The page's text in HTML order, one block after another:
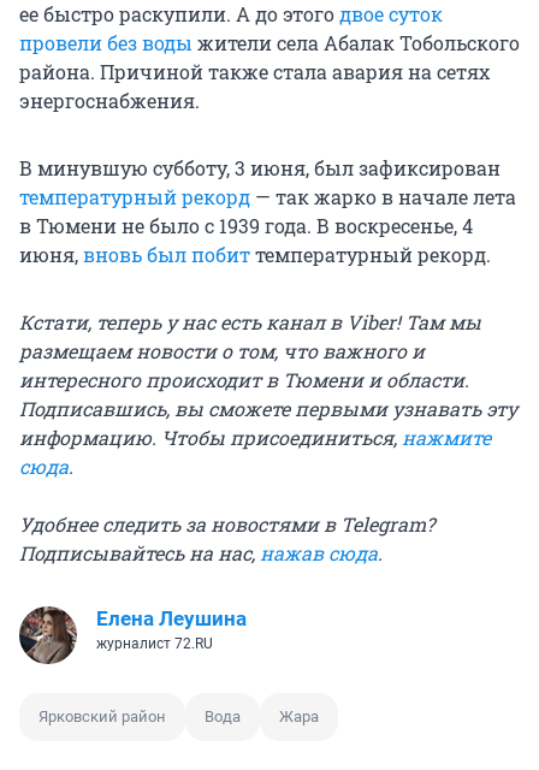
ее быстро раскупили. А до этогодвое суток
провели без воды жители села Абалак Тобольского
района. Причиной также стала авария на сетях
энергоснабжения.
В минувшую субботу, 3 июня, был зафиксирован
температурный рекорд — так жарко в начале лета
в Тюмени не было с 1939 года. В воскресенье, 4
июня,вновь был побиттемпературный рекорд.
Кстати, теперь у нас есть канал в Viber! Там мы
размещаем новости о том, что важного и
интересного происходит в Тюмени и области.
Подписавшись, вы сможете первыми узнавать эту
информацию. Чтобы присоединиться,нажмите
сюда.
Удобнее следить за новостями в Telegram?
Подписывайтесь на нас,нажав сюда.
Елена Леушина
журналист 72.RU
Ярковский район Вода Жара